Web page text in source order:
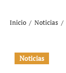
Inicio Noticias
Noticias